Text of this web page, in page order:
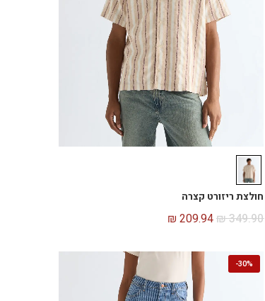
חולצת ריזורט קצרה
₪349.90
₪ 209.94
30%
-